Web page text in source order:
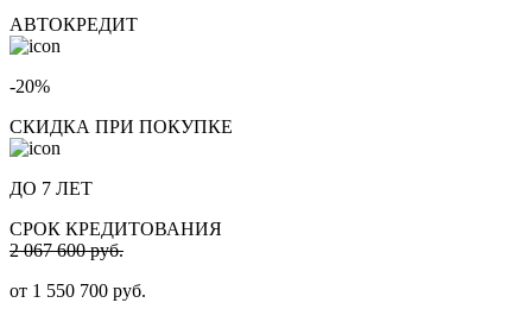
АВТОКРЕДИТ
-20%
СКИДКА ПРИ ПОКУПКЕ
ДО 7 ЛЕТ
СРОК КРЕДИТОВАНИЯ
2 067 600 руб.
от 1 550 700 руб.